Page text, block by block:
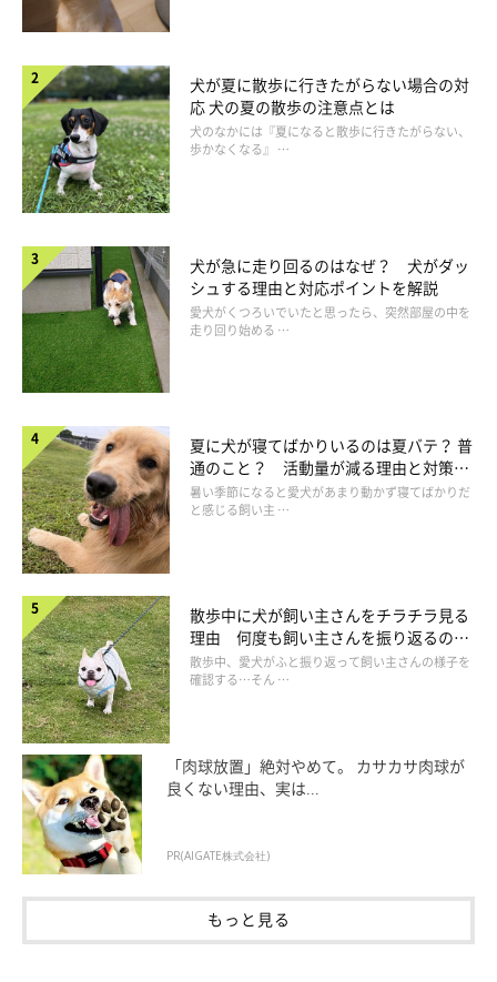
犬が夏に散歩に行きたがらない場合の対
応 犬の夏の散歩の注意点とは
犬のなかには『夏になると散歩に行きたがらない、
歩かなくなる』 …
犬が急に走り回るのはなぜ？ 犬がダッ
シュする理由と対応ポイントを解説
愛犬がくつろいでいたと思ったら、突然部屋の中を
走り回り始める …
夏に犬が寝てばかりいるのは夏バテ？ 普
通のこと？ 活動量が減る理由と対策と
は
暑い季節になると愛犬があまり動かず寝てばかりだ
と感じる飼い主 …
散歩中に犬が飼い主さんをチラチラ見る
理由 何度も飼い主さんを振り返るのは
なぜ？
散歩中、愛犬がふと振り返って飼い主さんの様子を
確認する…そん …
「肉球放置」絶対やめて。 カサカサ肉球が
良くない理由、実は...
PR(AIGATE株式会社)
もっと見る